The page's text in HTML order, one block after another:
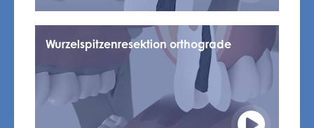
Wurzelspitzenresektion orthograde